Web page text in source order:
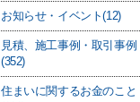
お知らせ・イベント(12)
見積、施工事例・取引事例
(352)
住まいに関するお金のこと